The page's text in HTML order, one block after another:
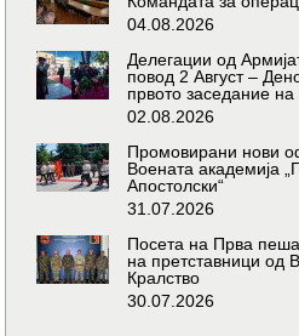
04.08.2026
Делегации од
повод 2 Август –
првото заседание
02.08.2026
Промовирани нови
Воената академија
Апостолски“
31.07.2026
Посета на Прва
на претставници од
Кралство
30.07.2026